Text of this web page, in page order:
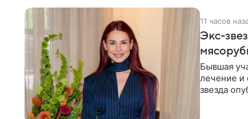
11 часов
Экс-
Бывшая
лечение и
звезда